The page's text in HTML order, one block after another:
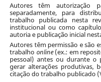
Autores têm autorização
separadamente, para
trabalho publicada nesta
institucional ou como
autoria e publicação inicial
Autores têm permissão e são
trabalho online (ex.: em
pessoal) antes ou durante o
gerar alterações produtivas,
citação do trabalho publicado